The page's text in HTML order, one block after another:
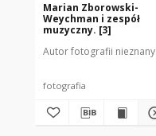
Marian Zborowski-
Weychman i zespół
muzyczny. [3]
Autor fotografii nieznany
fotografia